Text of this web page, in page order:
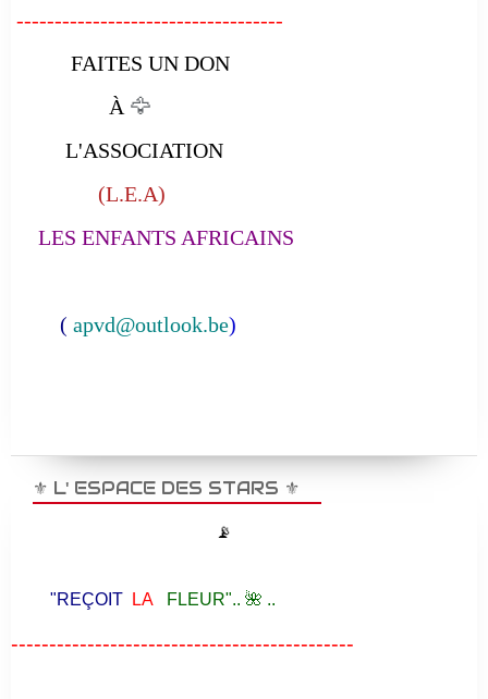
-----------------------------------
FAITES UN DON
À 🦅
L'ASSOCIATION
(L.E.A)
LES ENFANTS AFRICAINS
( apvd@outlook.be)
⚜️ L' ESPACE DES STARS ⚜️
📡
"REÇOIT LA FLEUR".. 🌺 ..
---------------------------------------------